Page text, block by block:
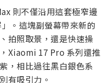
則不僅沿用這套極窄邊
。這塊副螢幕帶來新的
拍照取景，還是快速操
Xiaomi 17 Pro 系列還推
，相比過往黑白銀色系
有吸引力。